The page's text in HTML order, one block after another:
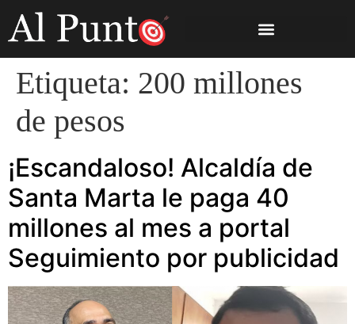
Etiqueta: 200 millones
de pesos
¡Escandaloso! Alcaldía de
Santa Marta le paga 40
millones al mes a portal
Seguimiento por publicidad